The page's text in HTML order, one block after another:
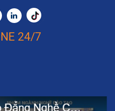
24/7